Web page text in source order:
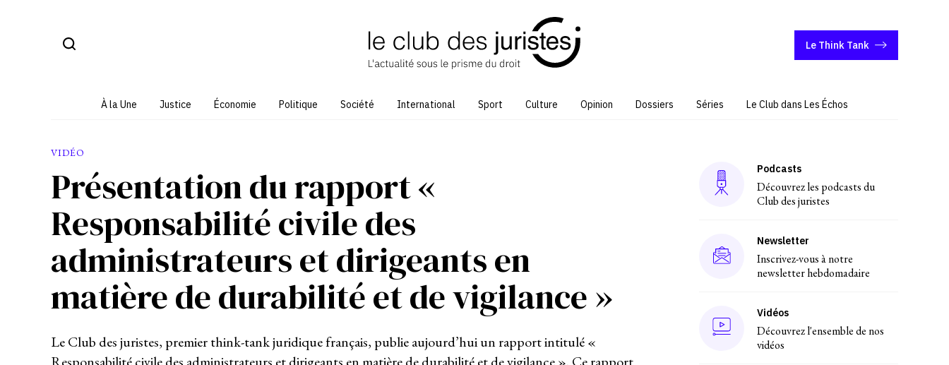
Le Think Tank
À la Une Justice Économie Politique Société International Sport Culture Opinion Dossiers Séries Le Club dans Les Échos
VIDÉO
Présentation du rapport «
Responsabilité civile des
administrateurs et dirigeants en
matière de durabilité et de vigilance »
Le Club des juristes, premier think-tank juridique français, publie aujourd’hui un rapport intitulé «
Podcasts
Découvrez les podcasts du
Club des juristes
Newsletter
Inscrivez-vous à notre
newsletter hebdomadaire
Vidéos
Découvrez l'ensemble de nos
vidéos